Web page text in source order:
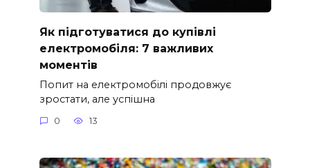
Як підготуватися до купівлі
електромобіля: 7 важливих
моментів
Попит на електромобілі продовжує
зростати, але успішна
0 13